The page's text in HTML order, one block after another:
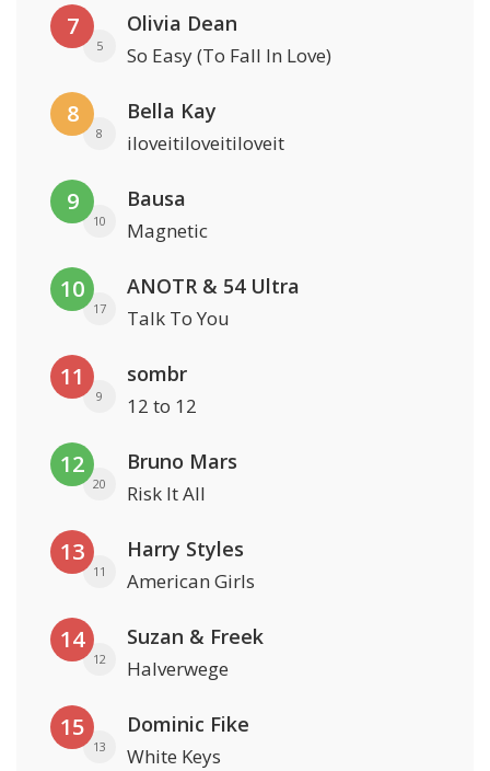
7
5
Olivia Dean
So Easy (To Fall In Love)
8
8
Bella Kay
iloveitiloveitiloveit
9
10
Bausa
Magnetic
10
17
ANOTR & 54 Ultra
Talk To You
11
9
sombr
12 to 12
12
20
Bruno Mars
Risk It All
13
11
Harry Styles
American Girls
14
12
Suzan & Freek
Halverwege
15
13
Dominic Fike
White Keys